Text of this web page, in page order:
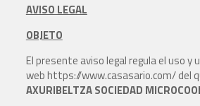
AVISO LEGAL
OBJETO
El presente aviso legal regula el uso y
web https://www.casasario.com/ del
AXURIBELTZA SOCIEDAD